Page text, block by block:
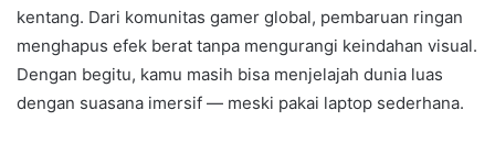
kentang. Dari komunitas gamer global, pembaruan ringan
menghapus efek berat tanpa mengurangi keindahan visual.
Dengan begitu, kamu masih bisa menjelajah dunia luas
dengan suasana imersif — meski pakai laptop sederhana.